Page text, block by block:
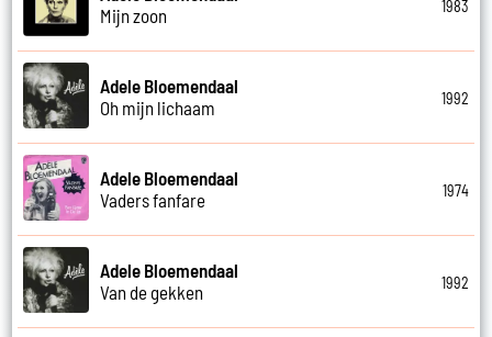
Mijn zoon
1983
Adele Bloemendaal
Oh mijn lichaam
1992
Adele Bloemendaal
Vaders fanfare
1974
Adele Bloemendaal
Van de gekken
1992